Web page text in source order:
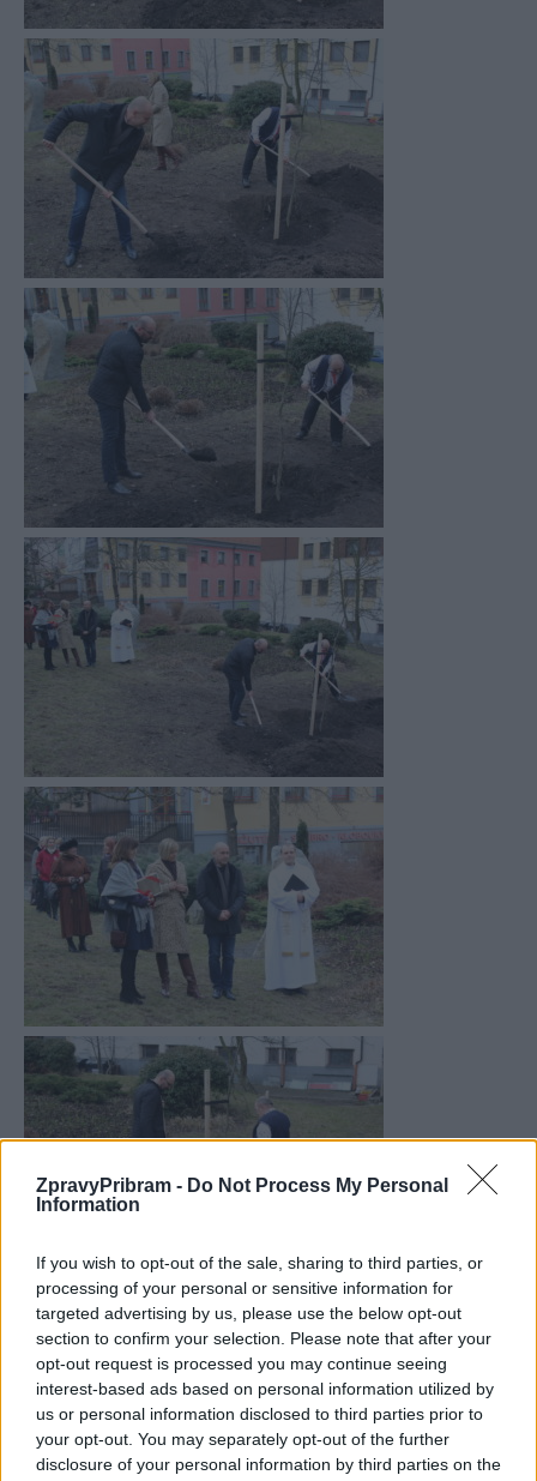
ZpravyPribram - Do Not Process My Personal
Information
If you wish to opt-out of the sale, sharing to third parties, or
processing of your personal or sensitive information for
targeted advertising by us, please use the below opt-out
section to confirm your selection. Please note that after your
opt-out request is processed you may continue seeing
interest-based ads based on personal information utilized by
us or personal information disclosed to third parties prior to
your opt-out. You may separately opt-out of the further
disclosure of your personal information by third parties on the